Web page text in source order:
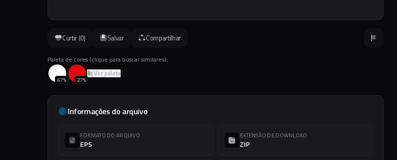
Curtir (0) Salvar Compartilhar
Paleta de cores (clique para buscar similares):
67% 27%
Ver paleta
Informações do arquivo
FORMATO DO ARQUIVO
EPS
EXTENSÃO DE DOWNLOAD
ZIP